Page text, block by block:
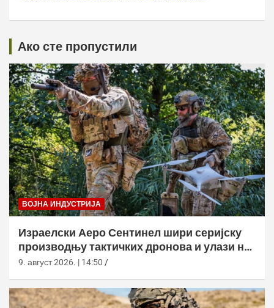
Ако сте пропустили
ВОЈНА ИНДУСТРИЈА
Израелски Аеро Сентинел шири серијску
производњу тактичких дронова и улази на
нова тржишта
9. август 2026. | 14:50